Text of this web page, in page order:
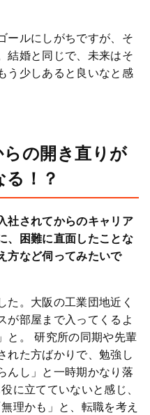
ールにしがちですが、そ
結婚と同じで、未来はそ
う少しあると良いなと感
らの開き直りが
！？
されてからのキャリア
、困難に直面したことな
方など伺ってみたいで
た。大阪の工業団地近く
が部屋まで入ってくるよ
と。 研究所の同期や先輩
れた方ばかりで、勉強し
んし」と一時期かなり落
に立てていないと感じ、
理かも」と、転職を考え